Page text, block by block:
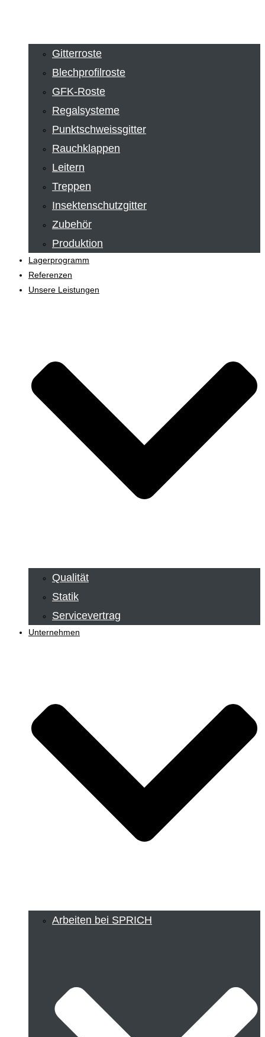
Gitterroste
Blechprofilroste
GFK-Roste
Regalsysteme
Punktschweissgitter
Rauchklappen
Leitern
Treppen
Insektenschutzgitter
Zubehör
Produktion
Lagerprogramm
Referenzen
Unsere Leistungen
Qualität
Statik
Servicevertrag
Unternehmen
Arbeiten bei SPRICH